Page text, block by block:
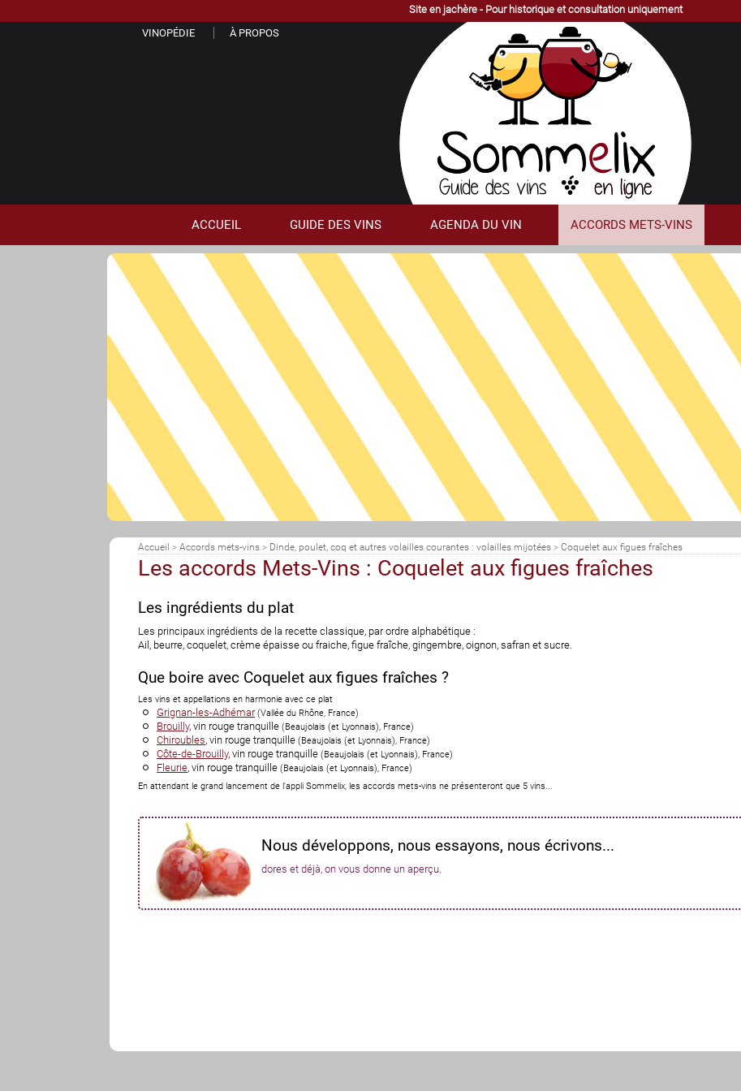
Accueil > Accords mets-vins > Dinde, poulet, coq et autres volailles courantes : volailles mijotées > Coquelet aux figues fraîches
Les accords Mets-Vins : Coquelet aux figues fraîches
Les ingrédients du plat
Les principaux ingrédients de la recette classique, par ordre alphabétique :
Ail, beurre, coquelet, crème épaisse ou fraiche, figue fraîche, gingembre, oignon, safran et sucre.
Que boire avec Coquelet aux figues fraîches ?
Les vins et appellations en harmonie avec ce plat
Grignan-les-Adhémar (Vallée du Rhône, France)
Brouilly, vin rouge tranquille (Beaujolais (et Lyonnais), France)
Chiroubles, vin rouge tranquille (Beaujolais (et Lyonnais), France)
Côte-de-Brouilly, vin rouge tranquille (Beaujolais (et Lyonnais), France)
Fleurie, vin rouge tranquille (Beaujolais (et Lyonnais), France)
En attendant le grand lancement de l'appli Sommelix, les accords mets-vins ne présenteront que 5 vins...
Nous développons, nous essayons, nous écrivons...
dores et déjà, on vous donne un aperçu.
VINOPÉDIE À PROPOS
ACCUEIL GUIDE DES VINS AGENDA DU VIN ACCORDS METS-VINS
Site en jachère - Pour historique et consultation uniquement